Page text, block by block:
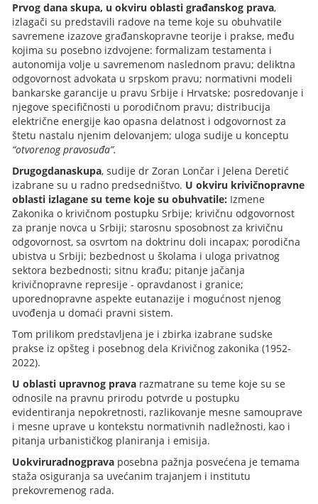
Prvog dana skupa, u okviru oblasti građanskog prava,
izlagači su predstavili radove na teme koje su obuhvatile
savremene izazove građanskopravne teorije i prakse, među
kojima su posebno izdvojene: formalizam testamenta i
autonomija volje u savremenom naslednom pravu; deliktna
odgovornost advokata u srpskom pravu; normativni modeli
bankarske garancije u pravu Srbije i Hrvatske; posredovanje i
njegove specifičnosti u porodičnom pravu; distribucija
električne energije kao opasna delatnost i odgovornost za
štetu nastalu njenim delovanjem; uloga sudije u konceptu
“otvorenog pravosuđa”.
Drugogdanaskupa, sudije dr Zoran Lončar i Jelena Deretić
izabrane su u radno predsedništvo. U okviru krivičnopravne
oblasti izlagane su teme koje su obuhvatile: Izmene
Zakonika o krivičnom postupku Srbije; krivičnu odgovornost
za pranje novca u Srbiji; starosnu sposobnost za krivičnu
odgovornost, sa osvrtom na doktrinu doli incapax; porodična
ubistva u Srbiji; bezbednost u školama i uloga privatnog
sektora bezbednosti; sitnu krađu; pitanje jačanja
krivičnopravne represije - opravdanost i granice;
uporednopravne aspekte eutanazije i mogućnost njenog
uvođenja u domaći pravni sistem.
Tom prilikom predstavljena je i zbirka izabrane sudske
prakse iz opšteg i posebnog dela Krivičnog zakonika (1952-
2022).
U oblasti upravnog prava razmatrane su teme koje su se
odnosile na pravnu prirodu potvrde u postupku
evidentiranja nepokretnosti, razlikovanje mesne samouprave
i mesne uprave u kontekstu normativnih nadležnosti, kao i
pitanja urbanističkog planiranja i emisija.
Uokviruradnogprava posebna pažnja posvećena je temama
staža osiguranja sa uvećanim trajanjem i institutu
prekovremenog rada.